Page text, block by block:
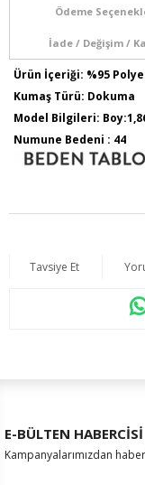
Ödeme
İade / Değişim /
Ürün İçeriği: %95
Kumaş Türü: Dokuma
Model Bilgileri:
Numune Bedeni : 44
Tavsiye Et
E-BÜLTEN HABERCİSİ
Kampanyalarımızdan